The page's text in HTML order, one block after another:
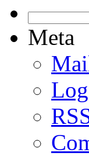
efter:
Meta